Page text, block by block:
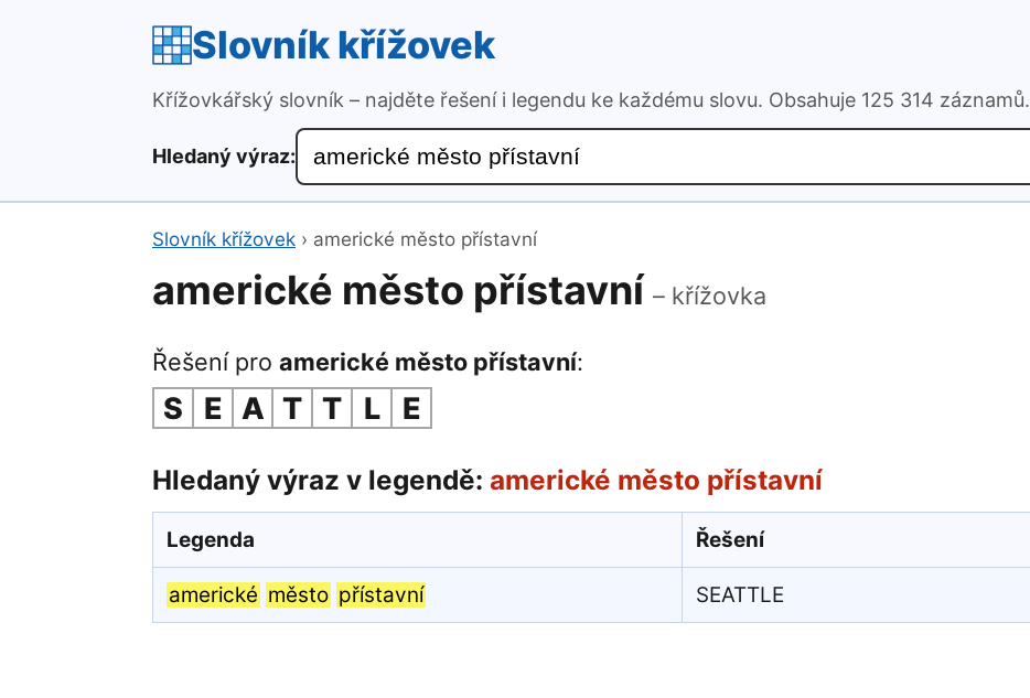
Slovník křížovek
Křížovkářský slovník – najděte řešení i legendu ke každému slovu. Obsahuje 125 314 záznamů.
Hledaný výraz:
Slovník křížovek › americké město přístavní
americké město přístavní – křížovka
Řešení pro americké město přístavní:
S E A T T L E
Hledaný výraz v legendě: americké město přístavní
Legenda Řešení
americké město přístavní SEATTLE